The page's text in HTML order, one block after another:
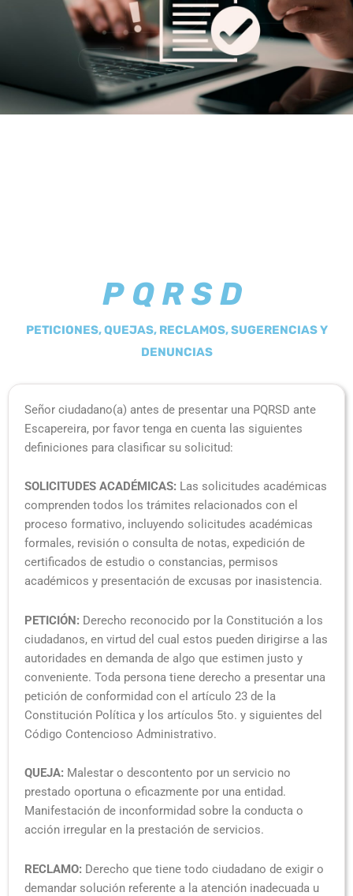
PQRSD
PETICIONES, QUEJAS, RECLAMOS, SUGERENCIAS Y
DENUNCIAS
Señor ciudadano(a) antes de presentar una PQRSD ante
Escapereira, por favor tenga en cuenta las siguientes
definiciones para clasificar su solicitud:
SOLICITUDES ACADÉMICAS: Las solicitudes académicas
comprenden todos los trámites relacionados con el
proceso formativo, incluyendo solicitudes académicas
formales, revisión o consulta de notas, expedición de
certificados de estudio o constancias, permisos
académicos y presentación de excusas por inasistencia.
PETICIÓN: Derecho reconocido por la Constitución a los
ciudadanos, en virtud del cual estos pueden dirigirse a las
autoridades en demanda de algo que estimen justo y
conveniente. Toda persona tiene derecho a presentar una
petición de conformidad con el artículo 23 de la
Constitución Política y los artículos 5to. y siguientes del
Código Contencioso Administrativo.
QUEJA: Malestar o descontento por un servicio no
prestado oportuna o eficazmente por una entidad.
Manifestación de inconformidad sobre la conducta o
acción irregular en la prestación de servicios.
RECLAMO: Derecho que tiene todo ciudadano de exigir o
demandar solución referente a la atención inadecuada u